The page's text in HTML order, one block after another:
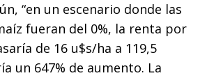
“en un escenario donde las
fueran del 0%, la renta por
de 16 u$s/ha a 119,5
un 647% de aumento. La